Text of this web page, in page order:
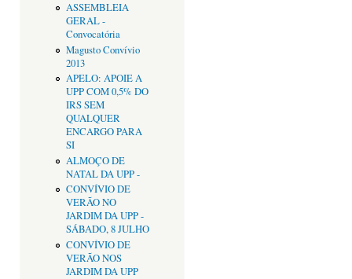
ASSEMBLEIA
GERAL -
Convocatória
Magusto Convívio
2013
APELO: APOIE A
UPP COM 0,5% DO
IRS SEM
QUALQUER
ENCARGO PARA
SI
ALMOÇO DE
NATAL DA UPP -
CONVÍVIO DE
VERÃO NO
JARDIM DA UPP -
SÁBADO, 8 JULHO
CONVÍVIO DE
VERÃO NOS
JARDIM DA UPP